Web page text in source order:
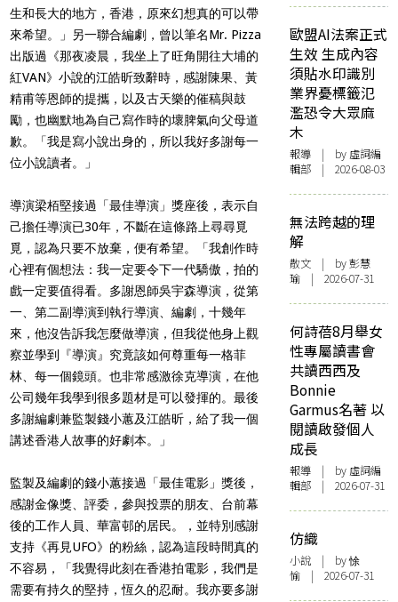
生和長大的地方，香港，原來幻想真的可以帶
來希望。」另一聯合編劇，曾以筆名Mr. Pizza
出版過《那夜凌晨，我坐上了旺角開往大埔的
紅VAN》小說的江皓昕致辭時，感謝陳果、黃
精甫等恩師的提攜，以及古天樂的催稿與鼓
勵，也幽默地為自己寫作時的壞脾氣向父母道
歉。「我是寫小說出身的，所以我好多謝每一
位小說讀者。」
導演梁栢堅接過「最佳導演」獎座後，表示自
己擔任導演已30年，不斷在這條路上尋尋覓
覓，認為只要不放棄，便有希望。「我創作時
心裡有個想法：我一定要令下一代驕傲，拍的
戲一定要值得看。多謝恩師吳宇森導演，從第
一、第二副導演到執行導演、編劇，十幾年
來，他沒告訴我怎麼做導演，但我從他身上觀
察並學到『導演』究竟該如何尊重每一格菲
林、每一個鏡頭。也非常感激徐克導演，在他
公司幾年我學到很多題材是可以發揮的。最後
多謝編劇兼監製錢小蕙及江皓昕，給了我一個
講述香港人故事的好劇本。」
監製及編劇的錢小蕙接過「最佳電影」獎後，
感謝金像獎、評委，參與投票的朋友、台前幕
後的工作人員、華富邨的居民。，並特別感謝
支持《再見UFO》的粉絲，認為這段時間真的
不容易，「我覺得此刻在香港拍電影，我們是
需要有持久的堅持，恆久的忍耐。我亦要多謝
歐盟AI法案正式
生效 生成內容
須貼水印識別
業界憂標籤氾
濫恐令大眾麻
木
報導 | by 虛詞編
輯部 | 2026-08-03
無法跨越的理
解
散文 | by 彭慧
瑜 | 2026-07-31
何詩蓓8月舉女
性專屬讀書會
共讀西西及
Bonnie
Garmus名著 以
閱讀啟發個人
成長
報導 | by 虛詞編
輯部 | 2026-07-31
仿織
小說 | by 悇
愉 | 2026-07-31